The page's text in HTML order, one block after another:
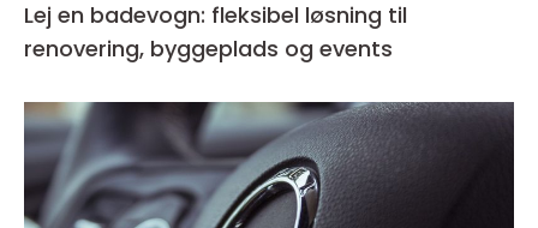
Lej en badevogn: fleksibel løsning til
renovering, byggeplads og events